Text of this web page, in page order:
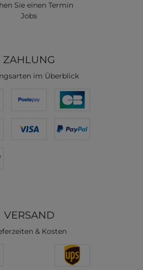
Sie einen Termin
Jobs
ZAHLUNG
im Überblick
VERSAND
& Kosten